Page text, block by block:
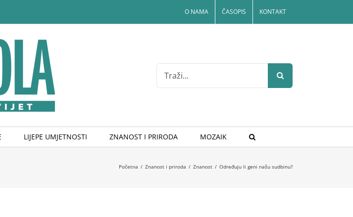
O NAMA ČASOPIS KONTAKT
Search
for:
LIJEPE UMJETNOSTI ZNANOST I PRIRODA MOZAIK
Početna / Znanost i priroda / Znanost / Određuju li geni našu sudbinu?